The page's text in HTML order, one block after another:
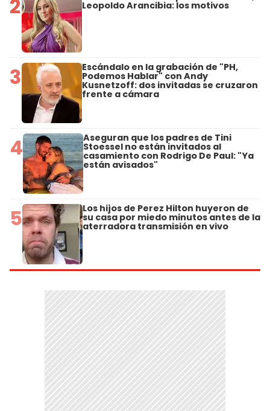
2 Leopoldo Arancibia: los motivos
3 Escándalo en la grabación de "PH,
Podemos Hablar" con Andy
Kusnetzoff: dos invitadas se cruzaron
frente a cámara
4 Aseguran que los padres de Tini
Stoessel no están invitados al
casamiento con Rodrigo De Paul: "Ya
están avisados"
5 Los hijos de Perez Hilton huyeron de
su casa por miedo minutos antes de la
aterradora transmisión en vivo